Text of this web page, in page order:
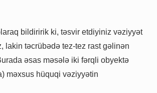
bildiririk ki, təsvir etdiyiniz vəziyyət
lakin təcrübədə tez-tez rast gəlinən
əsas məsələ iki fərqli obyektə
məxsus hüquqi vəziyyətin